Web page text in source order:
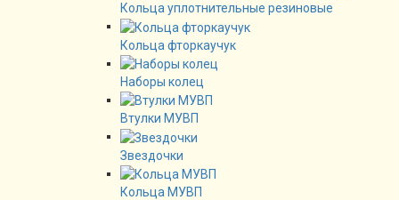
Кольца уплотнительные резиновые
Кольца фторкаучук
Наборы колец
Втулки МУВП
Звездочки
Кольца МУВП